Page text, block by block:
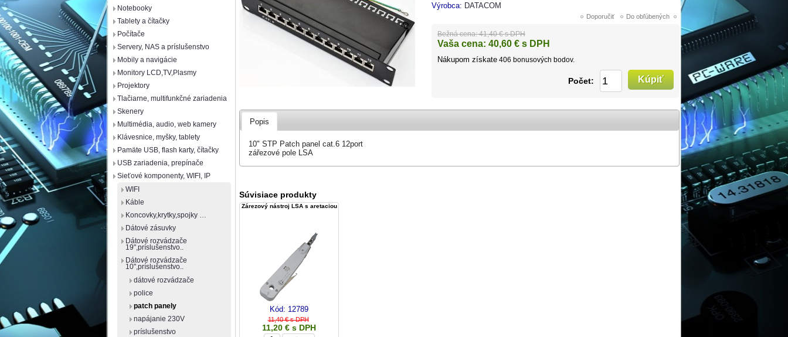
Notebooky
Tablety a čítačky
Počítače
Servery, NAS a príslušenstvo
Mobily a navigácie
Monitory LCD,TV,Plasmy
Projektory
Tlačiarne, multifunkčné zariadenia
Skenery
Multimédia, audio, web kamery
Klávesnice, myšky, tablety
Pamäte USB, flash karty, čítačky
USB zariadenia, prepínače
Sieťové komponenty, WIFI, IP
WIFI
Káble
Koncovky,krytky,spojky …
Dátové zásuvky
Dátové rozvádzače
19",príslušenstvo..
Dátové rozvádzače
10",príslušenstvo..
dátové rozvádzače
police
patch panely
napájanie 230V
príslušenstvo
Výrobca: DATACOM
Bežná cena: 41,40 € s DPH
Vaša cena: 40,60 € s DPH
Nákupom získate 406 bonusových bodov.
Počet:
Popis
10" STP Patch panel cat.6 12port
zářezové pole LSA
Súvisiace produkty
Zárezový nástroj LSA s aretaciou
Kód: 12789
11,40 € s DPH
11,20 € s DPH